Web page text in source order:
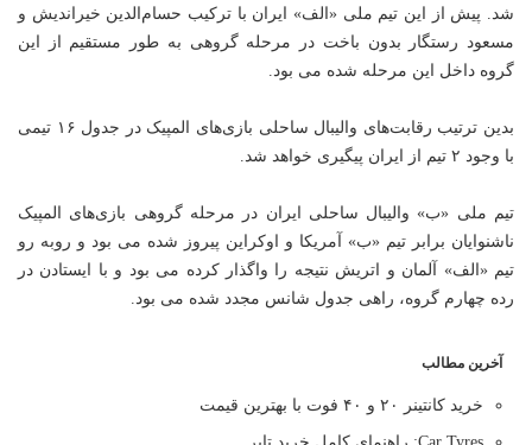
شد. پیش از این تیم ملی «الف» ایران با ترکیب حسام‌الدین خیراندیش و
مسعود رستگار بدون باخت در مرحله گروهی به طور مستقیم از این
گروه داخل این مرحله شده می بود.
بدین ترتیب رقابت‌های والیبال ساحلی بازی‌های المپیک در جدول ۱۶ تیمی
با وجود ۲ تیم از ایران پیگیری خواهد شد.
تیم ملی «ب»والیبال ساحلی ایران در مرحله گروهی بازی‌های المپیک
ناشنوایان برابر تیم «ب» آمریکا و اوکراین پیروز شده می بود و روبه رو
تیم «الف» آلمان و اتریش نتیجه را واگذار کرده می بود و با ایستادن در
رده چهارم گروه، راهی جدول شانس مجدد شده می بود.
آخرین مطالب
خرید کانتینر ۲۰ و ۴۰ فوت با بهترین قیمت